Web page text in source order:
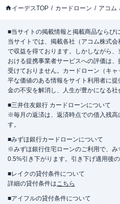
イーデスTOP カードローン アコム
■当サイトの掲載情報と掲載商品ならび
当サイトでは、掲載各社（アコム株式
で収益を得ております。しかしながら
おける提携事業者サービスへの評価は
受けておりません。カードローン（キ
平な価値のある情報をサイト利用者に
金の不安を解消し、人生が豊かになる社
■三井住友銀行 カードローンについて
※毎月の返済は、返済時点での借入残高
す。
■みずほ銀行カードローンについて
※みずほ銀行住宅ローンのご利用で、
0.5%引き下がります。引き下げ適用後
■レイクの貸付条件について
詳細の貸付条件はこちら
■アイフルの貸付条件について